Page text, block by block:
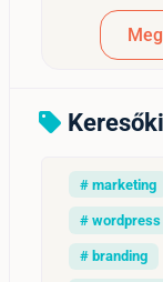
sell
# marketing
# wordpress
# branding